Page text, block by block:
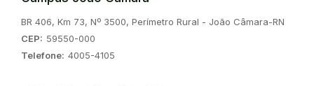
Endereço:
BR 406, Km 73, Nº 3500, Perímetro Rural - João Câmara-RN
CEP: 59550-000
Telefone: 4005-4105